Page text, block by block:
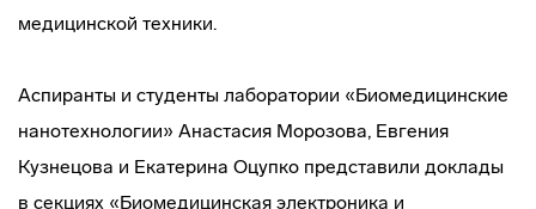
медицинской техники.
Аспиранты и студенты лаборатории «Биомедицинские
нанотехнологии» Анастасия Морозова, Евгения
Кузнецова и Екатерина Оцупко представили доклады
в секциях «Биомедицинская электроника и